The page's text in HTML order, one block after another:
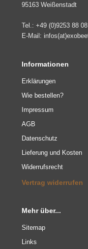
95163 Weißenstadt
Tel.: +49 (0)9253 88
E-Mail:
Informationen
Erklärungen
Wie bestellen?
Impressum
AGB
Datenschutz
Lieferung und Kosten
Widerrufsrecht
Vertrag widerrufen
Mehr über...
Sitemap
Links